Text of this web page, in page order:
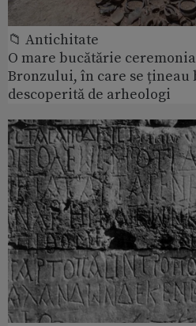
📁 Antichitate
O mare bucătărie
Bronzului, în care se țineau
descoperită de arheologi